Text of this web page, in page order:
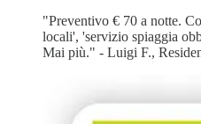
"Preventivo € 70 a notte.
locali', 'servizio spiaggia
Mai più." - Luigi F.,